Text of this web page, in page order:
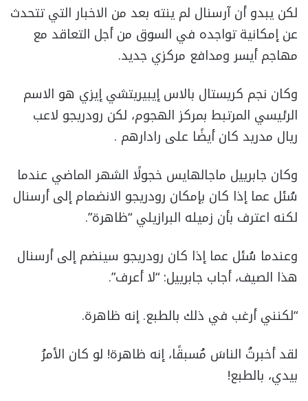
لكن يبدو أن آرسنال لم ينته بعد من الاخبار التي تتحدث
عن إمكانية تواجده في السوق من أجل التعاقد مع
مهاجم أيسر ومدافع مركزي جديد.
وكان نجم كريستال بالاس إيبيريتشي إيزي هو الاسم
الرئيسي المرتبط بمركز الهجوم، لكن رودريجو لاعب
ريال مدريد كان أيضًا على رادارهم .
وكان جابرييل ماجالهايس خجولًا الشهر الماضي عندما
سُئل عما إذا كان بإمكان رودريجو الانضمام إلى أرسنال
لكنه اعترف بأن زميله البرازيلي “ظاهرة”.
وعندما سُئل عما إذا كان رودريجو سينضم إلى أرسنال
هذا الصيف، أجاب جابرييل: “لا أعرف”.
“لكنني أرغب في ذلك بالطبع. إنه ظاهرة.
لقد أخبرتُ الناسَ مُسبقًا، إنه ظاهرة! لو كان الأمرُ
بيدي، بالطبع!